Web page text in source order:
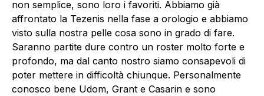
non semplice, sono loro i favoriti. Abbiamo già
affrontato la Tezenis nella fase a orologio e abbiamo
visto sulla nostra pelle cosa sono in grado di fare.
Saranno partite dure contro un roster molto forte e
profondo, ma dal canto nostro siamo consapevoli di
poter mettere in difficoltà chiunque. Personalmente
conosco bene Udom, Grant e Casarin e sono